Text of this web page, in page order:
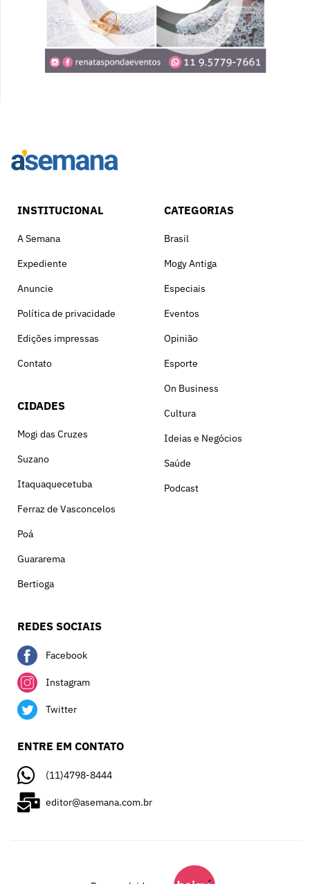
INSTITUCIONAL
A Semana
Expediente
Anuncie
Política de privacidade
Edições impressas
Contato
CIDADES
Mogi das Cruzes
Suzano
Itaquaquecetuba
Ferraz de Vasconcelos
Poá
Guararema
Bertioga
CATEGORIAS
Brasil
Mogy Antiga
Especiais
Eventos
Opinião
Esporte
On Business
Cultura
Ideias e Negócios
Saúde
Podcast
REDES SOCIAIS
Facebook
Instagram
Twitter
ENTRE EM CONTATO
(11)4798-8444
editor@asemana.com.br